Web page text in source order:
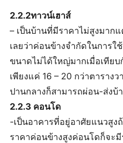
2.2.2ทาวน์เฮาส์
– เป็นบ้านที่มีราคาไม่สูงมาก
เลยว่าค่อนข้างจำกัดในการใ
ขนาดไม่ได้ใหญ่มากเมื่อเทีย
เพียงแค่ 16 – 20 กว่าตาราง
ปานกลางก็สามารถผ่อน-ส่งบ้
2.2.3 คอนโด
-เป็นอาคารที่อยู่อาศัยแนวสูง
ราคาค่อนข้างสูงค่อนโดก็จะ